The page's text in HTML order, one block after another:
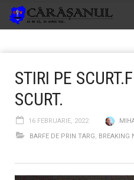
STIRI PE
SCURT.
16 FEBRUARIE, 2022
BARFE DE PRIN TARG, BREAKING